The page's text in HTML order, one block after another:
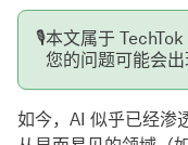
🎙️本文属于
您的问题可能会出
如今，AI 似乎已经渗